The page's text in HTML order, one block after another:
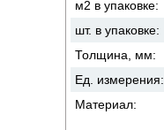
м2 в упаковке:
шт. в упаковке:
Толщина, мм:
Ед. измерения:
Материал: